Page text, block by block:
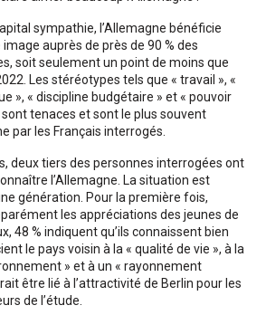
sympathie, l’Allemagne bénéficie
auprès de près de 90 % des
soit seulement un point de moins que
Les stéréotypes tels que « travail », «
», « discipline budgétaire » et « pouvoir
tenaces et sont le plus souvent
par les Français interrogés.
deux tiers des personnes interrogées ont
l’Allemagne. La situation est
génération. Pour la première fois,
les appréciations des jeunes de
48 % indiquent qu’ils connaissent bien
le pays voisin à la « qualité de vie », à la
» et à un « rayonnement
être lié à l’attractivité de Berlin pour les
de l’étude.